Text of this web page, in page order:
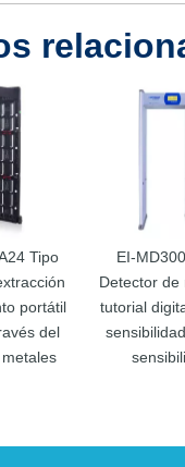
Tipo
portátil
del
EI-
Detector de
tutorial